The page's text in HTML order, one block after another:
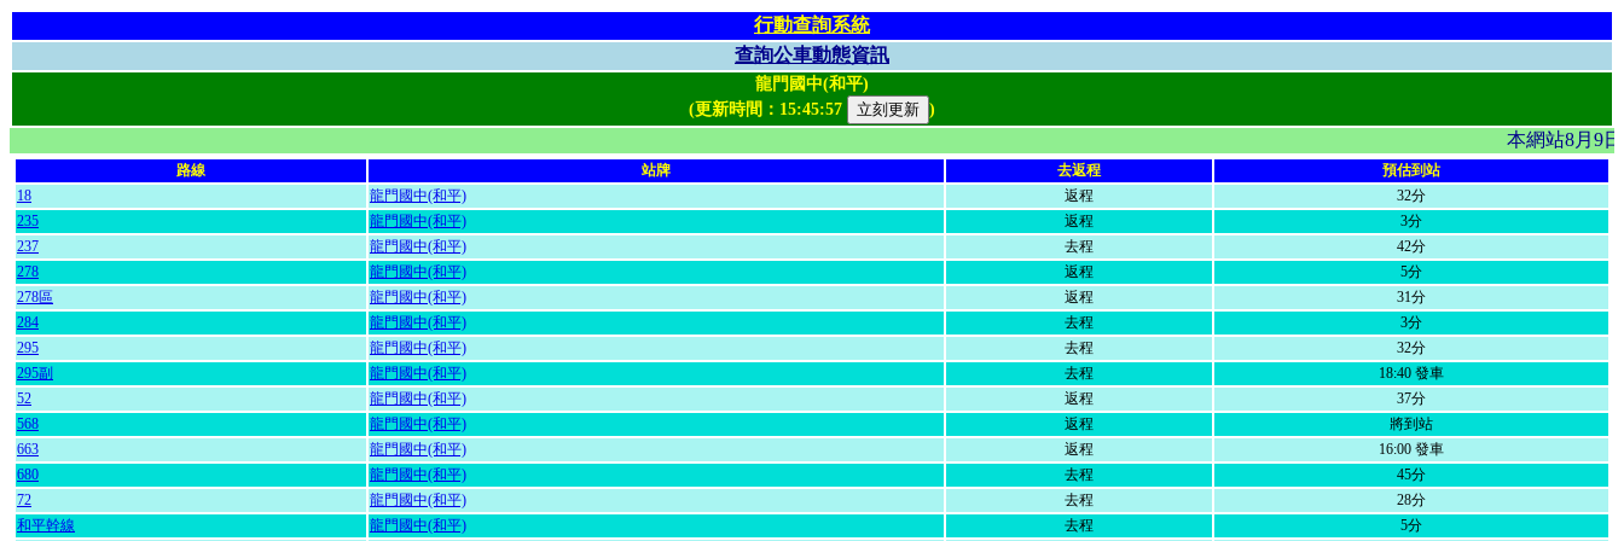
行動查詢系統
查詢公車動態資訊
龍門國中(和平)
(更新時間： 15:45:57 )
本網站8月9
路線 站牌 去返程
預估到站
18
龍門國中(和平) 返程
32分
235
龍門國中(和平) 返程
3分
237
龍門國中(和平) 去程
42分
278
龍門國中(和平) 返程
5分
278區
龍門國中(和平) 返程
31分
284
龍門國中(和平) 去程
3分
295
龍門國中(和平) 去程
32分
295副
龍門國中(和平) 去程
18:40 發車
52
龍門國中(和平) 返程
37分
568
龍門國中(和平) 返程
將到站
663
龍門國中(和平) 返程
16:00 發車
680
龍門國中(和平) 去程
45分
72
龍門國中(和平) 去程
28分
和平幹線
龍門國中(和平) 去程 5分